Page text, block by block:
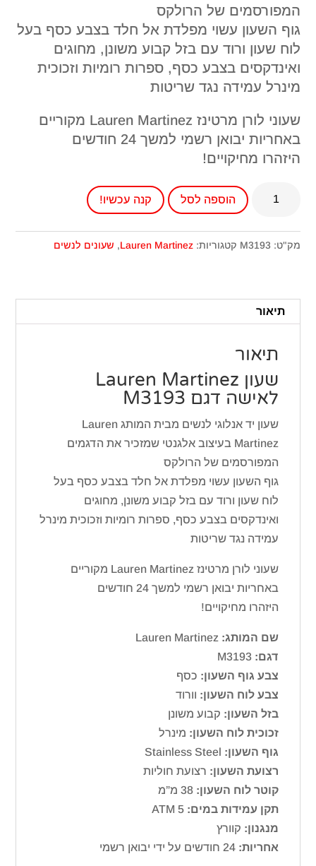
המפורסמים של הרולקס
גוף השעון עשוי מפלדת אל חלד בצבע כסף בעל
לוח שעון ורוד עם בזל קבוע משונן, מחוגים
ואינדקסים בצבע כסף, ספרות רומיות וזכוכית
מינרל עמידה נגד שריטות
שעוני לורן מרטינז Lauren Martinez מקוריים
באחריות יבואן רשמי למשך 24 חודשים
היזהרו מחיקויים!
Lauren
M3193
הוספה לסל קנה עכשיו!
מק"ט: M3193 קטגוריות:Lauren Martinez
, שעונים לנשים
תיאור
תיאור
שעון Lauren Martinez
לאישה דגם M3193
שעון יד אנלוגי לנשים מבית המותג Lauren
Martinez בעיצוב אלגנטי שמזכיר את הדגמים
המפורסמים של הרולקס
גוף השעון עשוי מפלדת אל חלד בצבע כסף בעל
לוח שעון ורוד עם בזל קבוע משונן, מחוגים
ואינדקסים בצבע כסף, ספרות רומיות וזכוכית מינרל
עמידה נגד שריטות
שעוני לורן מרטינז Lauren Martinez מקוריים
באחריות יבואן רשמי למשך 24 חודשים
היזהרו מחיקויים!
שם המותג:
דגם: M3193
צבע גוף השעון: כסף
צבע לוח השעון: וורוד
בזל השעון: קבוע משונן
זכוכית לוח השעון: מינרל
גוף השעון:
רצועת השעון: רצועת חוליות
קוטר לוח השעון: 38 מ”מ
תקן עמידות במים: ATM 5
מנגנון: קוורץ
אחריות: 24 חודשים על ידי יבואן רשמי